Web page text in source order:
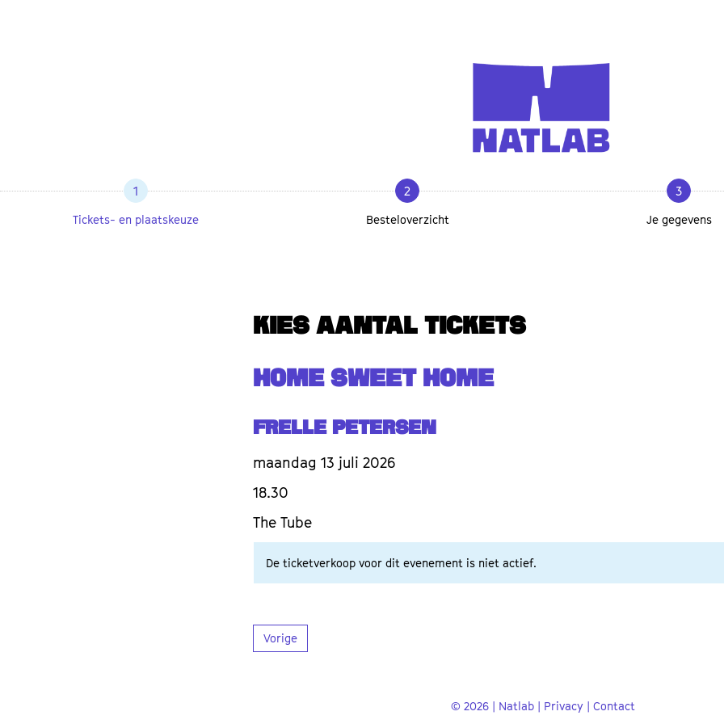
1
Tickets- en plaatskeuze
2
Besteloverzicht
3
Je gegevens
KIES AANTAL TICKETS
HOME SWEET HOME
Frelle Petersen
maandag 13 juli 2026
18.30
The Tube
De ticketverkoop voor dit evenement is niet actief.
Vorige
© 2026 | Natlab | Privacy | Contact